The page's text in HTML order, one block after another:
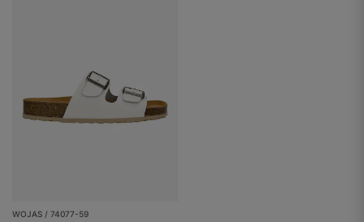
WOJAS / 74077-59